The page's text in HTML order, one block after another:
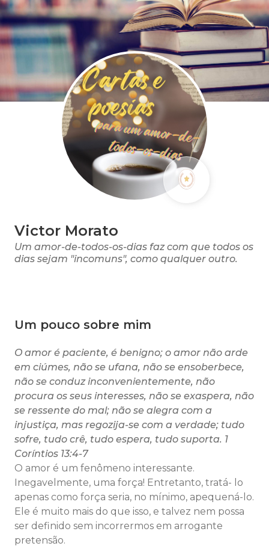
Victor Morato
Um amor-de-todos-os-dias faz com que todos os
dias sejam "incomuns", como qualquer outro.
Um pouco sobre mim
O amor é paciente, é benigno; o amor não arde
em ciúmes, não se ufana, não se ensoberbece,
não se conduz inconvenientemente, não
procura os seus interesses, não se exaspera, não
se ressente do mal; não se alegra com a
injustiça, mas regozija-se com a verdade; tudo
sofre, tudo crê, tudo espera, tudo suporta. 1
Coríntios 13:4-7
O amor é um fenômeno interessante.
Inegavelmente, uma força! Entretanto, tratá- lo
apenas como força seria, no mínimo, apequená-lo.
Ele é muito mais do que isso, e talvez nem possa
ser definido sem incorrermos em arrogante
pretensão.